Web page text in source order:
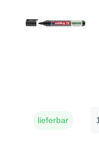
lieferbar